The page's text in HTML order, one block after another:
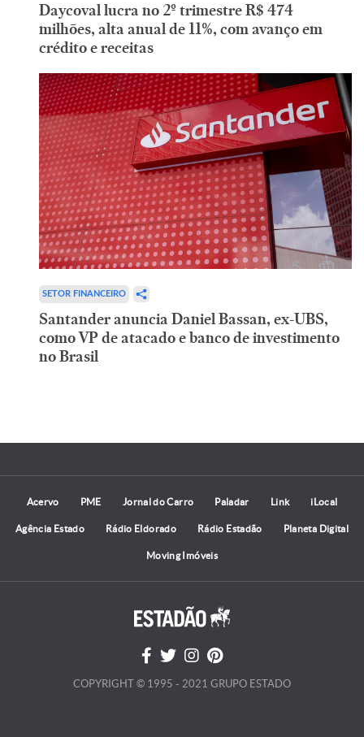
Daycoval lucra no 2º trimestre R$ 474
milhões, alta anual de 11%, com avanço em
crédito e receitas
SETOR FINANCEIRO
Santander anuncia Daniel Bassan, ex-UBS,
como VP de atacado e banco de investimento
no Brasil
Acervo PME Jornal do Carro Paladar Link iLocal
Agência Estado Rádio Eldorado Rádio Estadão Planeta Digital
Moving Imóveis
COPYRIGHT © 1995 - 2021 GRUPO ESTADO